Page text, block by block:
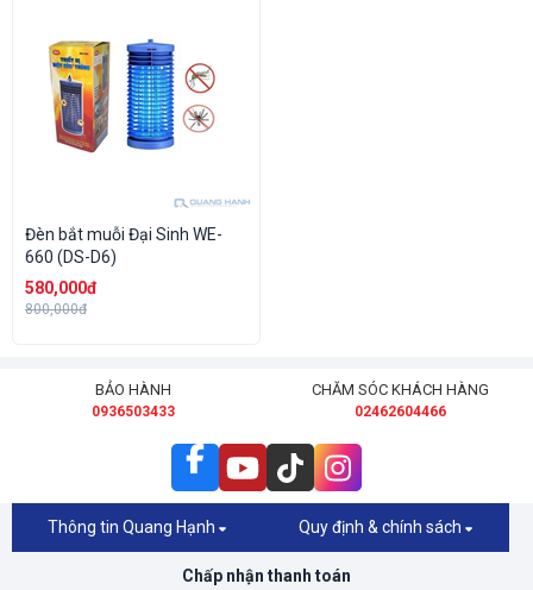
Đèn bắt muỗi Đại Sinh WE-
660 (DS-D6)
580,000đ
800,000đ
BẢO HÀNH
0936503433
CHĂM SÓC KHÁCH HÀNG
02462604466
Thông tin Quang Hạnh Quy định & chính sách
Chấp nhận thanh toán